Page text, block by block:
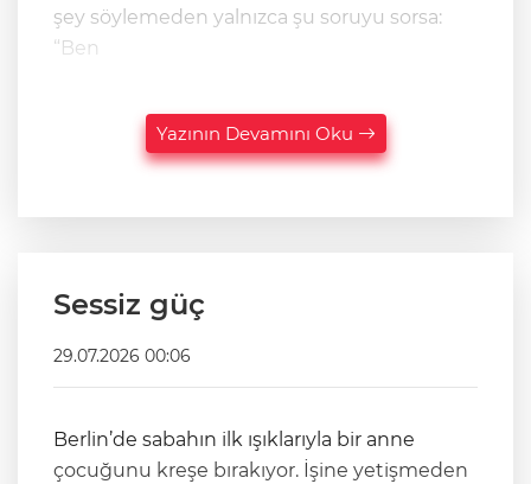
şey söylemeden yalnızca şu soruyu sorsa:
“Ben
Yazının Devamını Oku
Sessiz güç
29.07.2026 00:06
Berlin’de sabahın ilk ışıklarıyla bir anne
çocuğunu kreşe bırakıyor. İşine yetişmeden